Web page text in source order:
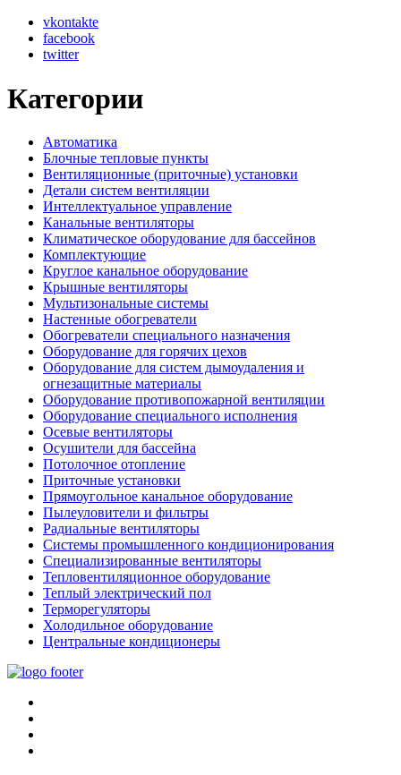
vkontakte
facebook
twitter
Категории
Автоматика
Блочные тепловые пункты
Вентиляционные (приточные) установки
Детали систем вентиляции
Интеллектуальное управление
Канальные вентиляторы
Климатическое оборудование для бассейнов
Комплектующие
Круглое канальное оборудование
Крышные вентиляторы
Мультизональные системы
Настенные обогреватели
Обогреватели специального назначения
Оборудование для горячих цехов
Оборудование для систем дымоудаления и
огнезащитные материалы
Оборудование противопожарной вентиляции
Оборудование специального исполнения
Осевые вентиляторы
Осушители для бассейна
Потолочное отопление
Приточные установки
Прямоугольное канальное оборудование
Пылеуловители и фильтры
Радиальные вентиляторы
Системы промышленного кондиционирования
Специализированные вентиляторы
Тепловентиляционное оборудование
Теплый электрический пол
Терморегуляторы
Холодильное оборудование
Центральные кондиционеры